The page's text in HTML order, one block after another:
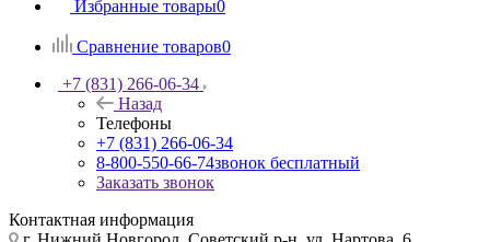
Избранные товары0
Сравнение товаров0
+7 (831) 266-06-34
Назад
Телефоны
+7 (831) 266-06-34
8-800-550-66-74звонок бесплатный
Заказать звонок
Контактная информация